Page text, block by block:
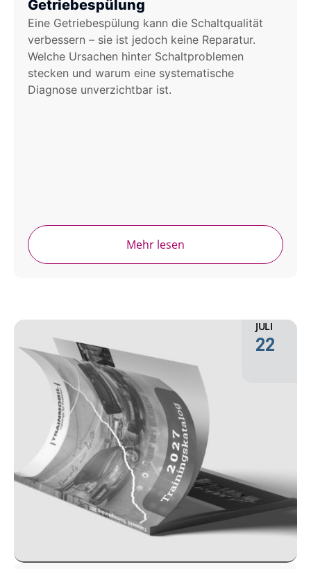
Getriebespülung
Eine Getriebespülung kann die Schaltqualität
verbessern – sie ist jedoch keine Reparatur.
Welche Ursachen hinter Schaltproblemen
stecken und warum eine systematische
Diagnose unverzichtbar ist.
Mehr lesen
JULI
22